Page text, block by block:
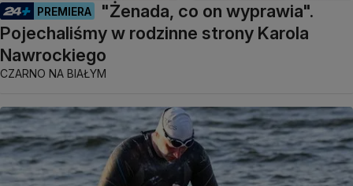
PREMIERA
"Żenada, co on wyprawia".
Pojechaliśmy w rodzinne strony Karola
Nawrockiego
CZARNO NA BIAŁYM